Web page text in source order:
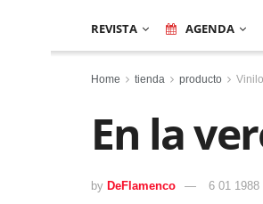
REVISTA AGENDA
Home tienda producto
En la
by DeFlamenco 6 01 1988